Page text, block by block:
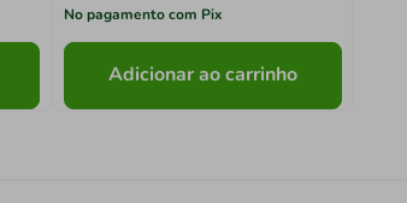
No pagamento com Pix
Adicionar ao carrinho